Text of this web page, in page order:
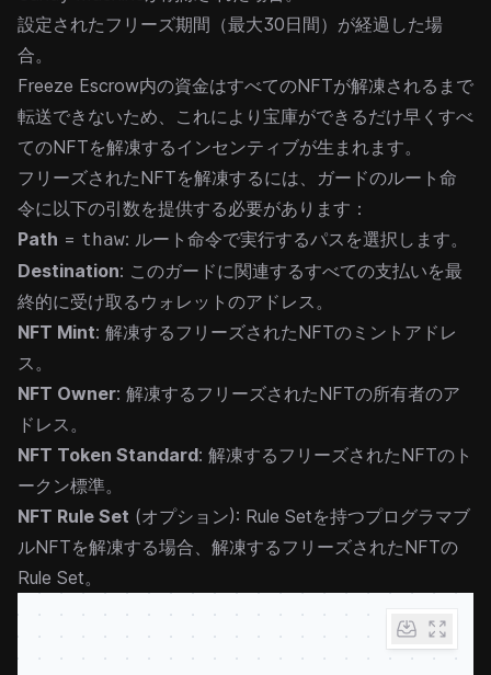
設定されたフリーズ期間（最大30日間）が経過した場
合。
Freeze Escrow内の資金はすべてのNFTが解凍されるまで
転送できないため、これにより宝庫ができるだけ早くすべ
てのNFTを解凍するインセンティブが生まれます。
フリーズされたNFTを解凍するには、ガードのルート命
令に以下の引数を提供する必要があります：
Path = thaw: ルート命令で実行するパスを選択します。
Destination: このガードに関連するすべての支払いを最
終的に受け取るウォレットのアドレス。
NFT Mint: 解凍するフリーズされたNFTのミントアドレ
ス。
NFT Owner: 解凍するフリーズされたNFTの所有者のア
ドレス。
NFT Token Standard: 解凍するフリーズされたNFTのト
ークン標準。
NFT Rule Set (オプション): Rule Setを持つプログラマブ
ルNFTを解凍する場合、解凍するフリーズされたNFTの
Rule Set。